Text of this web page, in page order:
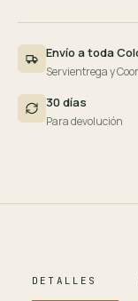
Envío a toda
Servientrega y
30 días
Para devolución
DETALLES